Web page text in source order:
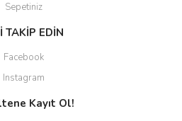
Sepetiniz
TAKİP EDİN
Facebook
Instagram
Kayıt Ol!